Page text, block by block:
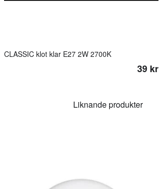
CLASSIC klot klar E27 2W 2700K
39 kr
Liknande produkter